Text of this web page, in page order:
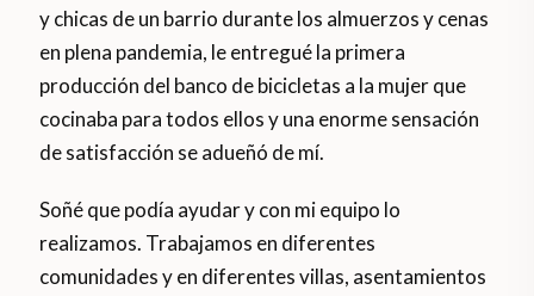
y chicas de un barrio durante los almuerzos y cenas
en plena pandemia, le entregué la primera
producción del banco de bicicletas a la mujer que
cocinaba para todos ellos y una enorme sensación
de satisfacción se adueñó de mí.
Soñé que podía ayudar y con mi equipo lo
realizamos. Trabajamos en diferentes
comunidades y en diferentes villas, asentamientos